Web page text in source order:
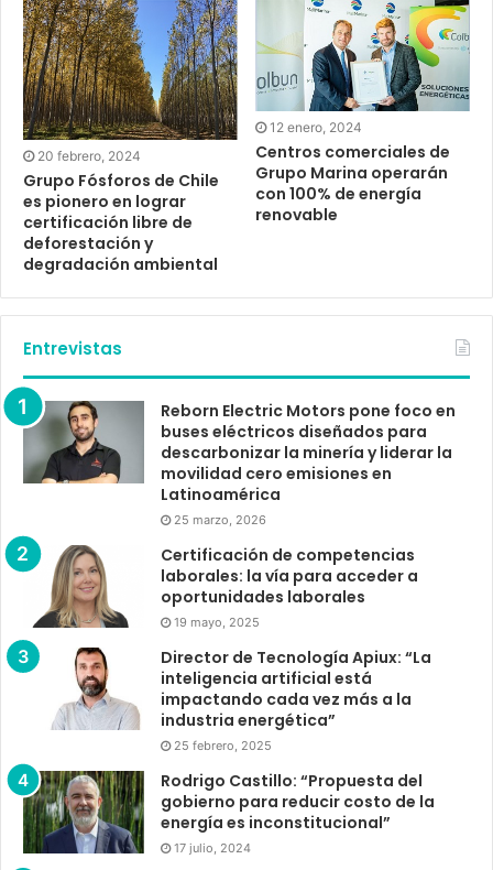
20 febrero, 2024
Grupo Fósforos de Chile
es pionero en lograr
certificación libre de
deforestación y
degradación ambiental
12 enero, 2024
Centros comerciales de
Grupo Marina operarán
con 100% de energía
renovable
Entrevistas
Reborn Electric Motors pone foco en
buses eléctricos diseñados para
descarbonizar la minería y liderar la
movilidad cero emisiones en
Latinoamérica
25 marzo, 2026
Certificación de competencias
laborales: la vía para acceder a
oportunidades laborales
19 mayo, 2025
Director de Tecnología Apiux: “La
inteligencia artificial está
impactando cada vez más a la
industria energética”
25 febrero, 2025
Rodrigo Castillo: “Propuesta del
gobierno para reducir costo de la
energía es inconstitucional”
17 julio, 2024